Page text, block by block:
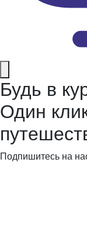
Будь в
Один
Подпишитесь на